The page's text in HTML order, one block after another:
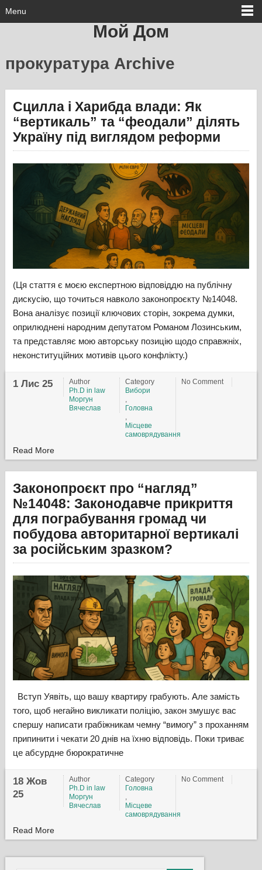
Menu
Мой Дом
прокуратура Archive
Сцилла і Харибда влади: Як
“вертикаль” та “феодали” ділять
Україну під виглядом реформи
(Ця стаття є моєю експертною відповіддю на публічну
дискусію, що точиться навколо законопроєкту №14048.
Вона аналізує позиції ключових сторін, зокрема думки,
оприлюднені народним депутатом Романом Лозинським,
та представляє мою авторську позицію щодо справжніх,
неконституційних мотивів цього конфлікту.)
1 Лис 25
Author
Ph.D in law
Моргун
Вячеслав
Category
Вибори
Головна
Місцеве
самоврядування
No Comment
Read More
Законопроєкт про “нагляд”
№14048: Законодавче прикриття
для пограбування громад чи
побудова авторитарної вертикалі
за російським зразком?
Вступ Уявіть, що вашу квартиру грабують. Але замість
того, щоб негайно викликати поліцію, закон змушує вас
спершу написати грабіжникам чемну “вимогу” з проханням
припинити і чекати 20 днів на їхню відповідь. Поки триває
це абсурдне бюрократичне
18 Жов
25
Author
Ph.D in law
Моргун
Вячеслав
Category
Головна
,
Місцеве
самоврядування
No Comment
Read More